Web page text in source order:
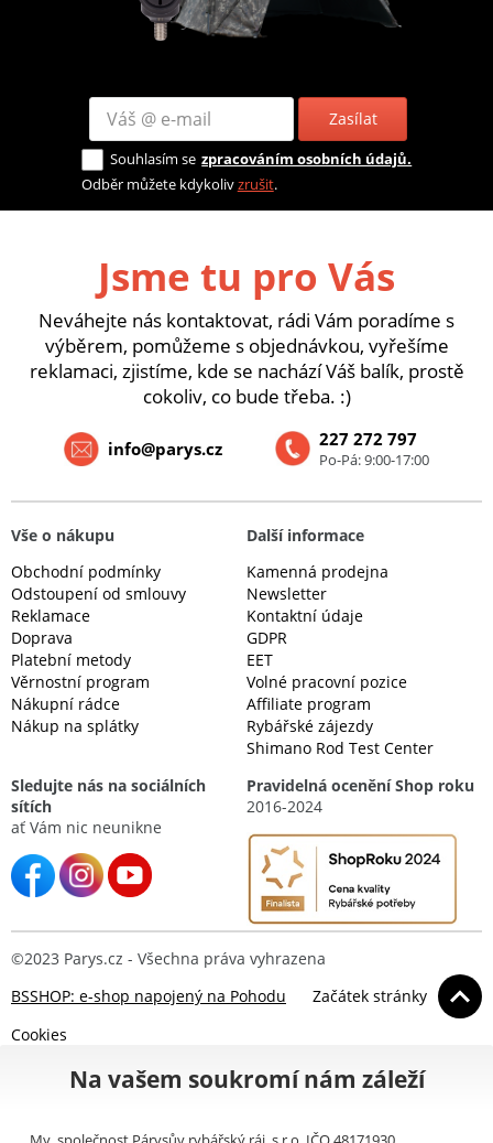
Zasílat
Souhlasím se zpracováním osobních údajů.
Odběr můžete kdykolivzrušit.
Jsme tu pro Vás
Neváhejte nás kontaktovat, rádi Vám poradíme s
výběrem, pomůžeme s objednávkou, vyřešíme
reklamaci, zjistíme, kde se nachází Váš balík, prostě
cokoliv, co bude třeba. :)
227 272 797
Po-Pá: 9:00-17:00
info@parys.cz
Vše o nákupu
Obchodní podmínky
Odstoupení od smlouvy
Reklamace
Doprava
Platební metody
Věrnostní program
Nákupní rádce
Nákup na splátky
Další informace
Kamenná prodejna
Newsletter
Kontaktní údaje
GDPR
EET
Volné pracovní pozice
Affiliate program
Rybářské zájezdy
Shimano Rod Test Center
Sledujte nás na sociálních
sítích
ať Vám nic neunikne
Pravidelná ocenění Shop roku
2016-2024
©2023 Parys.cz - Všechna práva vyhrazena
BSSHOP: e-shop napojený na Pohodu
Začátek stránky
Cookies
Na vašem soukromí nám záleží